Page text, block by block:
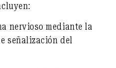
nervioso mediante la
señalización del